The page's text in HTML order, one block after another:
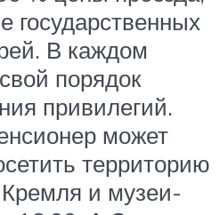
государственных
В каждом
порядок
привилегий.
может
территорию
Кремля и музеи-